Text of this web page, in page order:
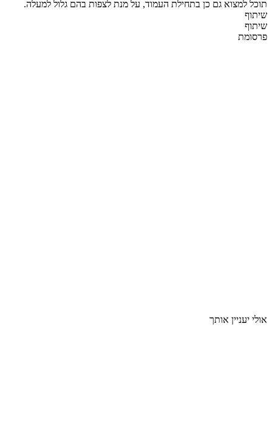
תוכל למצוא גם כן בתחילת העמוד, על מנת לצפות בהם גלול למעלה.
שיתוף
שיתוף
פרסומת
אולי יעניין אותך